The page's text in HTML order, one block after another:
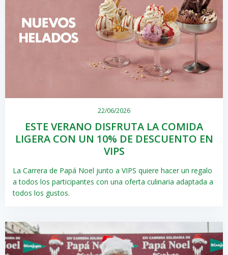
22/06/2026
ESTE VERANO DISFRUTA LA COMIDA
LIGERA CON UN 10% DE DESCUENTO EN
VIPS
La Carrera de Papá Noel junto a VIPS quiere hacer un regalo
a todos los participantes con una oferta culinaria adaptada a
todos los gustos.